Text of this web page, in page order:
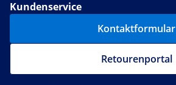
Kundenservice
Kontaktformular
Retourenportal